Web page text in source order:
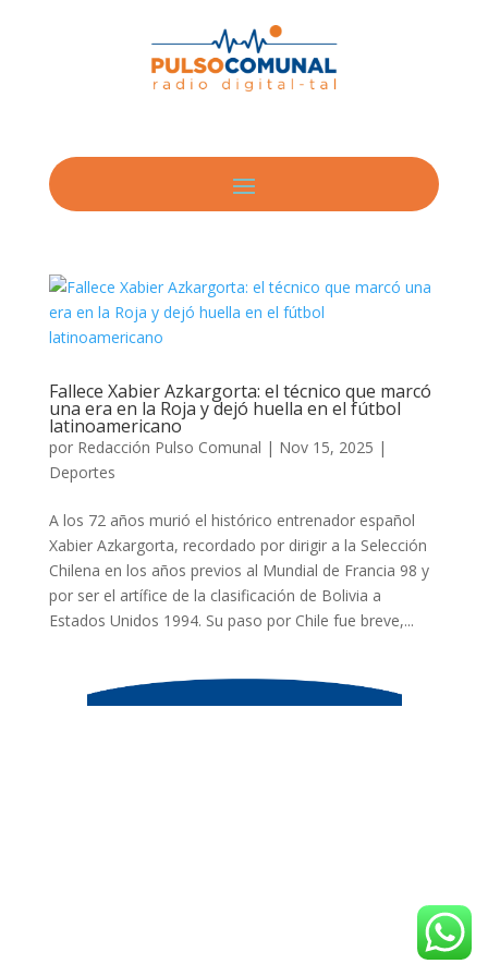
Fallece Xabier Azkargorta: el técnico que marcó
una era en la Roja y dejó huella en el fútbol
latinoamericano
por Redacción Pulso Comunal | Nov 15, 2025 |
Deportes
A los 72 años murió el histórico entrenador español
Xabier Azkargorta, recordado por dirigir a la Selección
Chilena en los años previos al Mundial de Francia 98 y
por ser el artífice de la clasificación de Bolivia a
Estados Unidos 1994. Su paso por Chile fue breve,...